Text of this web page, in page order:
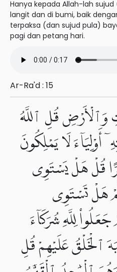
Hanya kepada Allah-lah
langit dan di bumi, baik
terpaksa (dan sujud pula)
pagi dan petang hari.
Ar-Ra'd : 15
قُلِ ٱللَّهُ
أَوْلِيَآءَ لَا يَمْلِكُونَ
قُلْ هَلْ يَسْتَوِى
هَلْ تَسْتَوِى
لِلَّهِ شُرَكَآءَ
ٱلْخَلْقُ عَلَيْهِمْ قُلِ